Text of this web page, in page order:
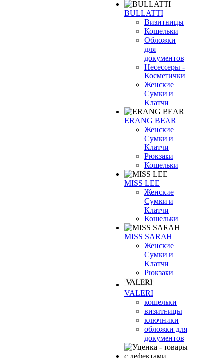
BULLATTI
Визитницы
Кошельки
Обложки
для
документов
Несессеры -
Косметички
Женские
Сумки и
Клатчи
ERANG BEAR
Женские
Сумки и
Клатчи
Рюкзаки
Кошельки
MISS LEE
Женские
Сумки и
Клатчи
Кошельки
MISS SARAH
Женские
Сумки и
Клатчи
Рюкзаки
VALERI
кошельки
визитницы
ключники
обложки для
документов